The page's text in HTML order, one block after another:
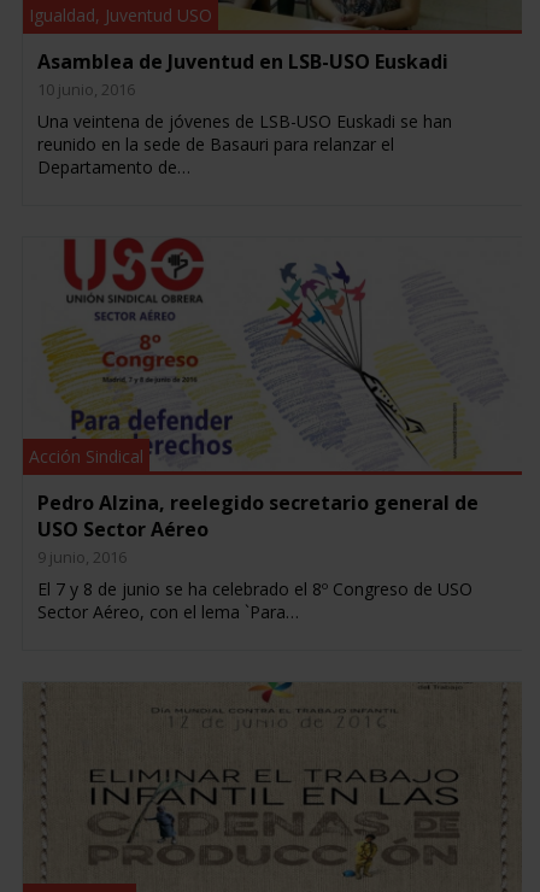
Igualdad, Juventud USO
Asamblea de Juventud en LSB-USO Euskadi
10 junio, 2016
Una veintena de jóvenes de LSB-USO Euskadi se han
reunido en la sede de Basauri para relanzar el
Departamento de…
Acción Sindical
Pedro Alzina, reelegido secretario general de
USO Sector Aéreo
9 junio, 2016
El 7 y 8 de junio se ha celebrado el 8º Congreso de USO
Sector Aéreo, con el lema `Para…